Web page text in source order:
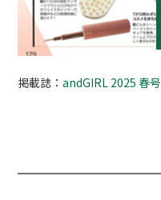
掲載誌：andGIRL 2025 春号